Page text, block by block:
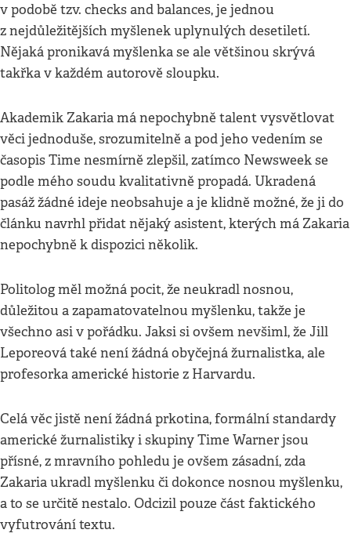
v podobě tzv. checks and balances, je jednou
z nejdůležitějších myšlenek uplynulých desetiletí.
Nějaká pronikavá myšlenka se ale většinou skrývá
takřka v každém autorově sloupku.
Akademik Zakaria má nepochybně talent vysvětlovat
věci jednoduše, srozumitelně a pod jeho vedením se
časopis Time nesmírně zlepšil, zatímco Newsweek se
podle mého soudu kvalitativně propadá. Ukradená
pasáž žádné ideje neobsahuje a je klidně možné, že ji do
článku navrhl přidat nějaký asistent, kterých má Zakaria
nepochybně k dispozici několik.
Politolog měl možná pocit, že neukradl nosnou,
důležitou a zapamatovatelnou myšlenku, takže je
všechno asi v pořádku. Jaksi si ovšem nevšiml, že Jill
Leporeová také není žádná obyčejná žurnalistka, ale
profesorka americké historie z Harvardu.
Celá věc jistě není žádná prkotina, formální standardy
americké žurnalistiky i skupiny Time Warner jsou
přísné, z mravního pohledu je ovšem zásadní, zda
Zakaria ukradl myšlenku či dokonce nosnou myšlenku,
a to se určitě nestalo. Odcizil pouze část faktického
vyfutrování textu.